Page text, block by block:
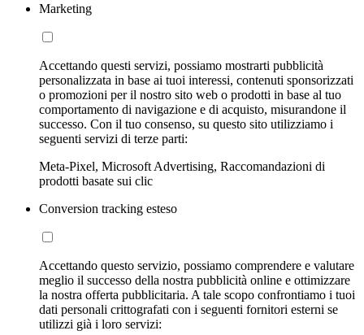
Marketing
Accettando questi servizi, possiamo mostrarti pubblicità
personalizzata in base ai tuoi interessi, contenuti sponsorizzati
o promozioni per il nostro sito web o prodotti in base al tuo
comportamento di navigazione e di acquisto, misurandone il
successo. Con il tuo consenso, su questo sito utilizziamo i
seguenti servizi di terze parti:
Meta-Pixel, Microsoft Advertising, Raccomandazioni di
prodotti basate sui clic
Conversion tracking esteso
Accettando questo servizio, possiamo comprendere e valutare
meglio il successo della nostra pubblicità online e ottimizzare
la nostra offerta pubblicitaria. A tale scopo confrontiamo i tuoi
dati personali crittografati con i seguenti fornitori esterni se
utilizzi già i loro servizi: